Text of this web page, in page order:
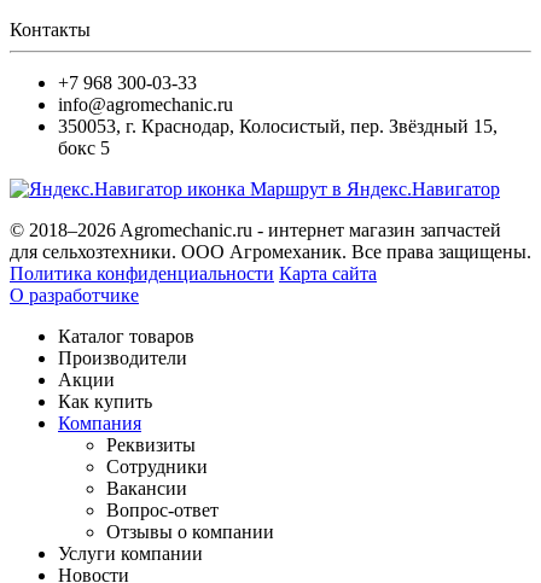
Контакты
+7 968 300-03-33
info@agromechanic.ru
350053, г. Краснодар, Колосистый, пер. Звёздный 15,
бокс 5
Маршрут в Яндекс.Навигатор
© 2018–2026 Agromechanic.ru - интернет магазин запчастей
для сельхозтехники. ООО Агромеханик. Все права защищены.
Политика конфиденциальности Карта сайта
О разработчике
Каталог товаров
Производители
Акции
Как купить
Компания
Реквизиты
Сотрудники
Вакансии
Вопрос-ответ
Отзывы о компании
Услуги компании
Новости